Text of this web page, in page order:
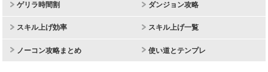
ゲリラ時間割 ダンジョン攻略
スキル上げ効率 スキル上げ一覧
ノーコン攻略まとめ 使い道とテンプレ